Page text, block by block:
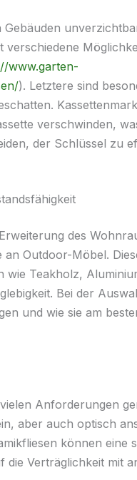
verschiedene
www.garten-
). Letztere sind
verschwinden,
der Schlüssel zu
des
Outdoor-Möbel.
Teakholz,
Bei der
und wie sie am
Anforderungen
aber auch optisch
können eine
Verträglichkeit mit